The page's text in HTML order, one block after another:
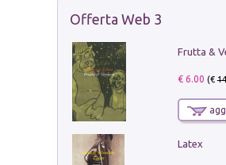
Offerta Web 3
Frutta &
€ 6.00 (€
Latex